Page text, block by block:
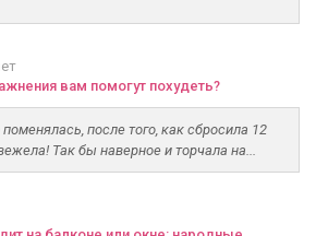
вам помогут похудеть?
после того, как сбросила 12
Так бы наверное и торчала на...